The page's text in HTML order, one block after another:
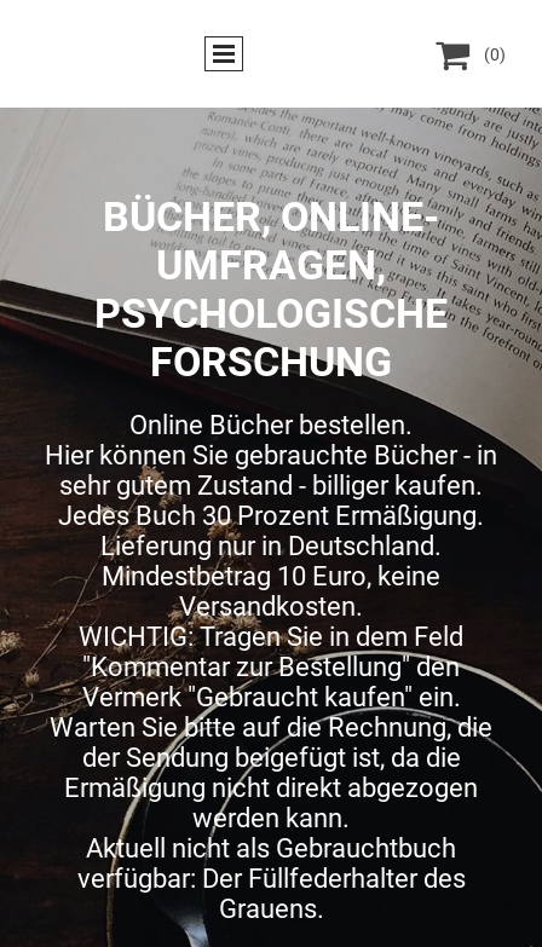
 (0)
BÜCHER, ONLINE-
UMFRAGEN,
PSYCHOLOGISCHE
FORSCHUNG
Online Bücher bestellen.
Hier können Sie gebrauchte Bücher - in
sehr gutem Zustand - billiger kaufen.
Jedes Buch 30 Prozent Ermäßigung.
Lieferung nur in Deutschland.
Mindestbetrag 10 Euro, keine
Versandkosten.
WICHTIG: Tragen Sie in dem Feld
"Kommentar zur Bestellung" den
Vermerk "Gebraucht kaufen" ein.
Warten Sie bitte auf die Rechnung, die
der Sendung beigefügt ist, da die
Ermäßigung nicht direkt abgezogen
werden kann.
Aktuell nicht als Gebrauchtbuch
verfügbar: Der Füllfederhalter des
Grauens.